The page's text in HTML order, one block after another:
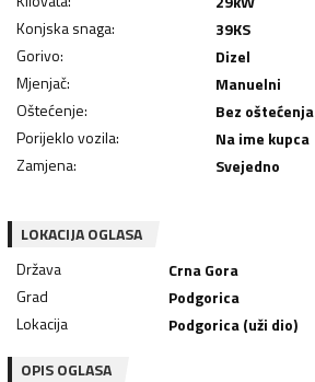
Konjska snaga: 39KS
Gorivo:
Dizel
Mjenjač:
Manuelni
Oštećenje:
Bez oštećenja
Porijeklo vozila:
Na ime kupca
Zamjena: Svejedno
LOKACIJA OGLASA
Država
Crna Gora
Grad
Podgorica
Lokacija
Podgorica (uži dio)
OPIS OGLASA